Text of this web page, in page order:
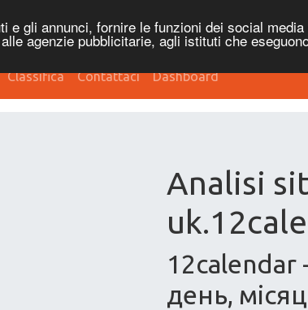
e gli annunci, fornire le funzioni dei social
agenzie pubblicitarie, agli istituti che
Classifica Contattaci Dashboard
Analisi
12calendar
день,